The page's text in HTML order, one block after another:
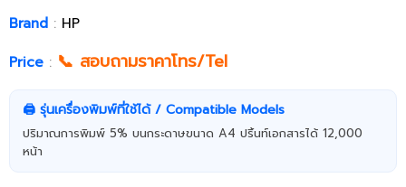
Brand : HP
Price : 📞 สอบถามราคาโทร/Tel
🖨️ รุ่นเครื่องพิมพ์ที่ใช้ได้ / Compatible Models
ปริมาณการพิมพ์ 5% บนกระดาษขนาด A4 ปริ้นท์เอกสารได้ 12,000
หน้า